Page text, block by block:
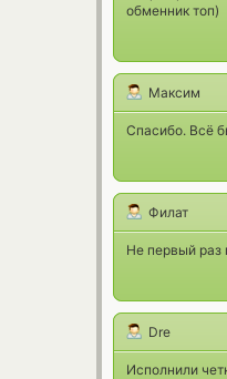
обменник топ)
Максим
Спасибо. Всё
Филат
Не первый раз
Dre
Исполнили